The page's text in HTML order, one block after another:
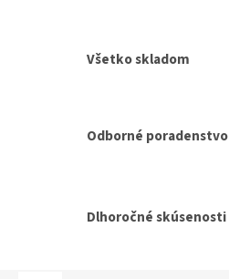
Všetko skladom
Odborné poradenstvo
Dlhoročné skúsenosti